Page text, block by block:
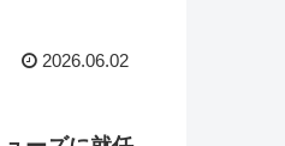
2026.06.02